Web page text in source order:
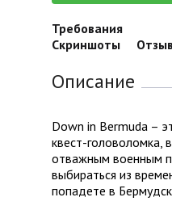
Требования
Скриншоты
Описание
Down in Bermuda –
квест-головоломка,
отважным военным
выбираться из
попадете в